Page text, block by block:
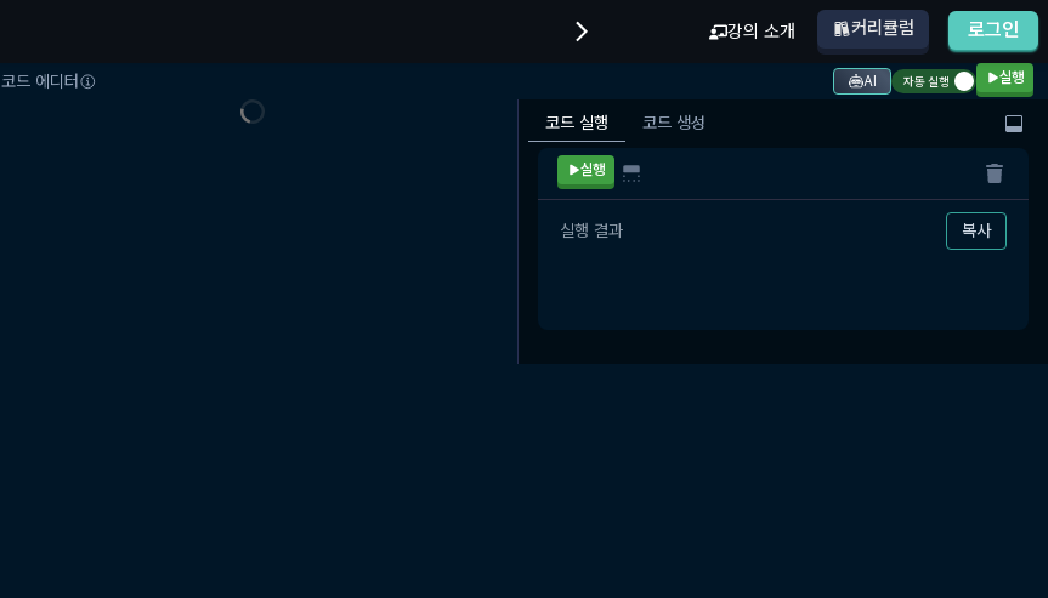
강의 소개 커리큘럼 로그인
코드 에디터 AI 자동 실행 실행
코드 실행 코드 생성
실행
실행 결과 복사